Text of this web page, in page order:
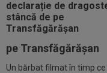
pe Transfăgărășan
Un bărbat filmat în timp
pentru oaspeți în turul
07:17 EXCLUSIV
după afirmațiile lui MM
07:15 EXCLUSIV